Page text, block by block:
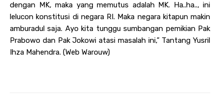
dengan MK, maka yang memutus adalah MK. Ha..ha.., ini
lelucon konstitusi di negara RI. Maka negara kitapun makin
amburadul saja. Ayo kita tunggu sumbangan pemikian Pak
Prabowo dan Pak Jokowi atasi masalah ini,” Tantang Yusril
Ihza Mahendra. (Web Warouw)